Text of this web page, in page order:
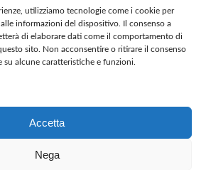
utilizziamo tecnologie come i cookie per
informazioni del dispositivo. Il consenso a
di elaborare dati come il comportamento di
sito. Non acconsentire o ritirare il consenso
alcune caratteristiche e funzioni.
Accetta
Nega
"Accetto" per abilitare Google
maps
Cookie Policy
Accetto